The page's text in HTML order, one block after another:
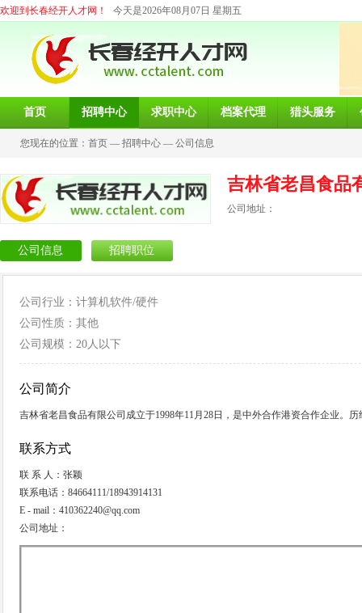
欢迎到长春经开人才网！ 今天是2026年08月07日 星期五
首页 招聘中心 求职中心 档案代理 猎头服务
您现在的位置： 首页 — 招聘中心 — 公司信息
吉林省老昌食品
公司地址：
公司信息 招聘职位
公司行业：计算机软件/硬件
公司性质：其他
公司规模：20人以下
公司简介
吉林省老昌食品有限公司成立于1998年11月28日，是中外合作港资合作企业。
联系方式
联 系 人：张颖
联系电话：84664111/18943914131
E - mail：410362240@qq.com
公司地址：